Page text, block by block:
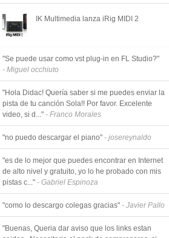
IK Multimedia lanza iRig MIDI 2
"Se puede usar como vst plug-in en FL Studio?"
- Miguel occhiuto
"Hola Didac! Quería saber si me puedes enviar la
pista de tu canción Sola!! Por favor. Excelente
video, si d..." - Franco Morales
"no puedo descargar el piano" - josereynaldo
"es de lo mejor que puedes encontrar en Internet
de alto nivel y gratuito, yo lo he probado con mis
pistas c..." - Gabriel Espinoza
"como lo descargo colegas gracias" - Javier Pallo
"Buenas, Queria dar aviso que los links estan